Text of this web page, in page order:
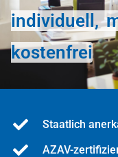
individuell,
kostenfrei
Staatlich
AZAV-